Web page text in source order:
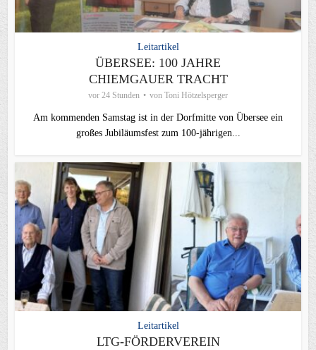
Leitartikel
ÜBERSEE: 100 JAHRE
CHIEMGAUER TRACHT
vor 24 Stunden von Toni Hötzelsperger
Am kommenden Samstag ist in der Dorfmitte von Übersee ein
großes Jubiläumsfest zum 100-jährigen...
Leitartikel
LTG-FÖRDERVEREIN